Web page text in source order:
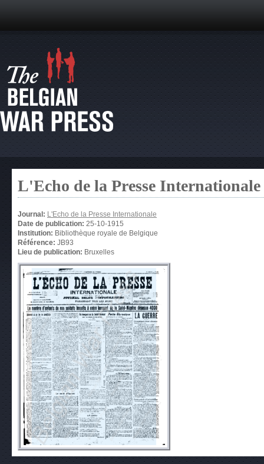
L'Echo de la Presse Internationale
Journal: L'Echo de la Presse Internationale
Date de publication: 25-10-1915
Institution: Bibliothèque royale de Belgique
Référence: JB93
Lieu de publication: Bruxelles